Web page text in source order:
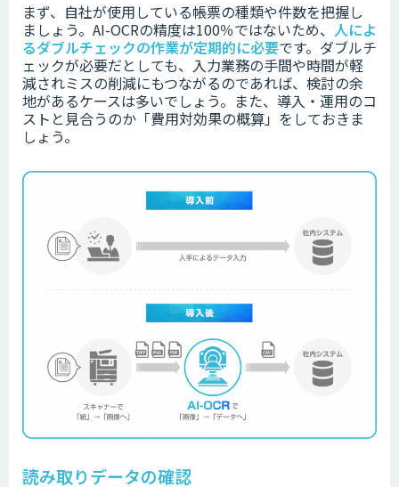
まず、自社が使用している帳票の種類や件数を把握し
ましょう。 AI-OCRの精度は100％ではないため、 人によ
るダブルチェックの作業が定期的に必要です。 ダブルチ
ェックが必要だとしても、入力業務の手間や時間が軽
減されミスの削減にもつながるのであれば、検討の余
地があるケースは多いでしょう。 また、導入・運用のコ
ストと見合うのか「費用対効果の概算」をしておきま
しょう。
読み取りデータの確認